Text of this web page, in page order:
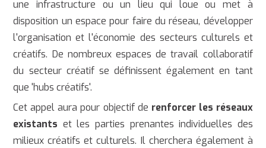
une infrastructure ou un lieu qui loue ou met à
disposition un espace pour faire du réseau, développer
l'organisation et l'économie des secteurs culturels et
créatifs. De nombreux espaces de travail collaboratif
du secteur créatif se définissent également en tant
que 'hubs créatifs'.
Cet appel aura pour objectif de renforcer les réseaux
existants et les parties prenantes individuelles des
milieux créatifs et culturels. Il cherchera également à